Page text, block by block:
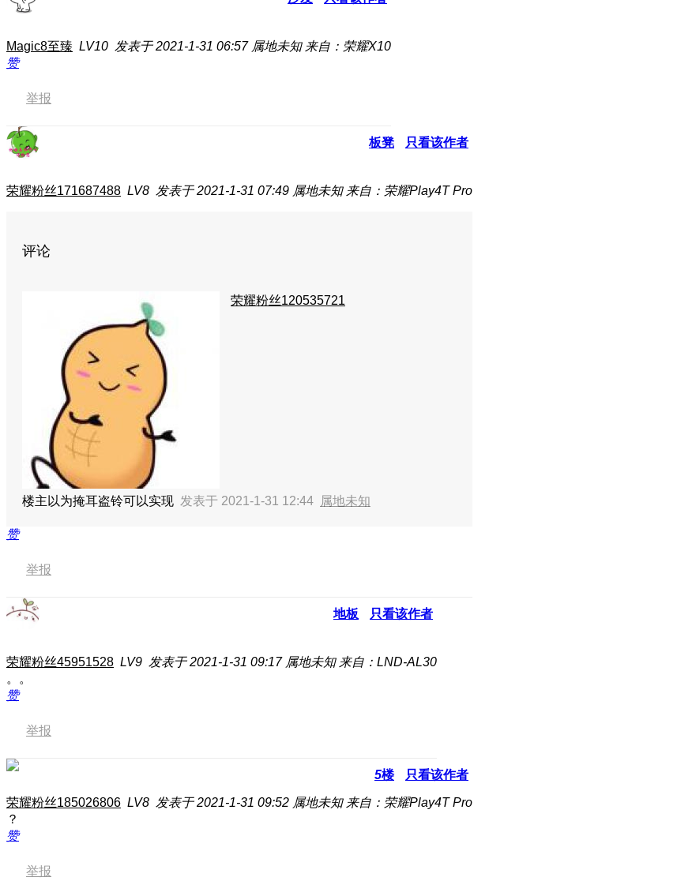
Magic8至臻 LV10 发表于 2021-1-31 06:57 属地未知 来自：荣耀X10
赞
举报
板凳 只看该作者
荣耀粉丝171687488 LV8 发表于 2021-1-31 07:49 属地未知 来自：荣耀Play4T Pro
评论
荣耀粉丝120535721
楼主以为掩耳盗铃可以实现 发表于 2021-1-31 12:44 属地未知
赞
举报
地板 只看该作者
荣耀粉丝45951528 LV9 发表于 2021-1-31 09:17 属地未知 来自：LND-AL30
。。
赞
举报
5楼 只看该作者
荣耀粉丝185026806 LV8 发表于 2021-1-31 09:52 属地未知 来自：荣耀Play4T Pro
？
赞
举报